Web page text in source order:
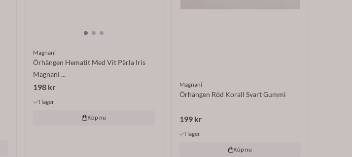
Magnani
Örhängen Hematit Med Vit Pärla Iris
Magnani ...
198 kr
I lager
Köp nu
Magnani
Örhängen Röd Korall Svart Gummi
199 kr
I lager
Köp nu